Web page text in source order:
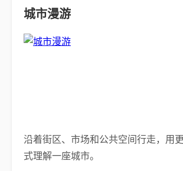
城市漫游
沿着街区、市场和公共空间行走，用
式理解一座城市。